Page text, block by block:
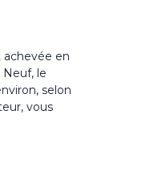
achevée en
Neuf, le
selon
vous